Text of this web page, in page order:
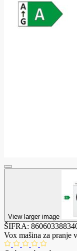
View larger image
ŠIFRA:
Vox mašina za pranje